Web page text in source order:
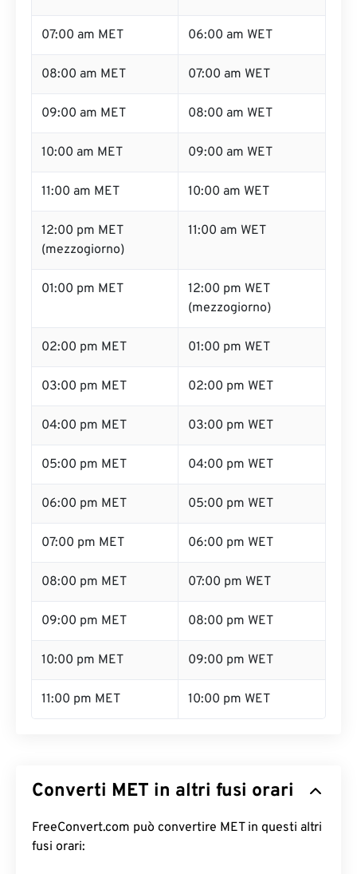
07:00 am MET 06:00 am WET
08:00 am MET 07:00 am WET
09:00 am MET 08:00 am WET
10:00 am MET 09:00 am WET
11:00 am MET 10:00 am WET
12:00 pm MET
(mezzogiorno)
11:00 am WET
01:00 pm MET
12:00 pm WET
(mezzogiorno)
02:00 pm MET 01:00 pm WET
03:00 pm MET 02:00 pm WET
04:00 pm MET 03:00 pm WET
05:00 pm MET 04:00 pm WET
06:00 pm MET 05:00 pm WET
07:00 pm MET 06:00 pm WET
08:00 pm MET 07:00 pm WET
09:00 pm MET 08:00 pm WET
10:00 pm MET 09:00 pm WET
11:00 pm MET 10:00 pm WET
Converti MET in altri fusi orari
FreeConvert.com può convertire MET in questi altri
fusi orari: